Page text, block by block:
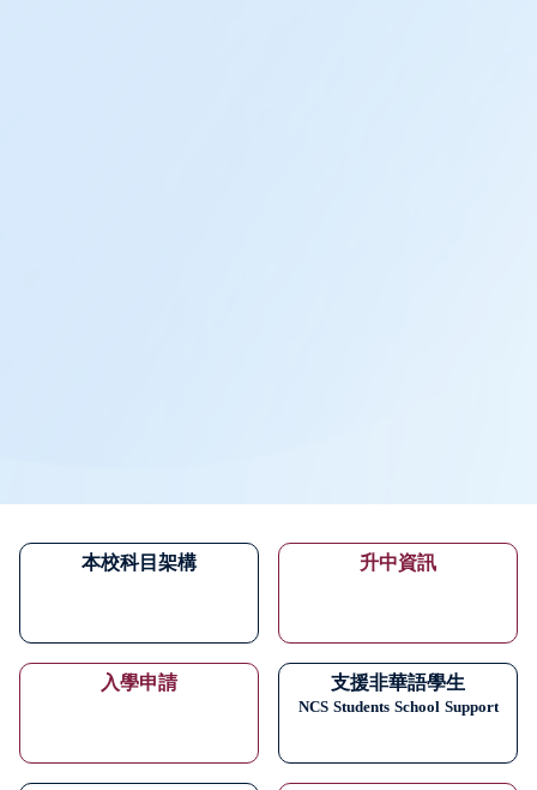
本校科目架構 升中資訊
入學申請 支援非華語學生
NCS Students School Support